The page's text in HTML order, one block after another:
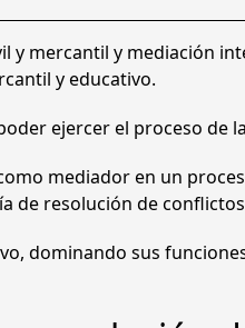
a
l
r
a
1
e
s
5
5
,
mercantil y mediación
y educativo.
ejercer el proceso de
mediador en un
de resolución de
dominando sus